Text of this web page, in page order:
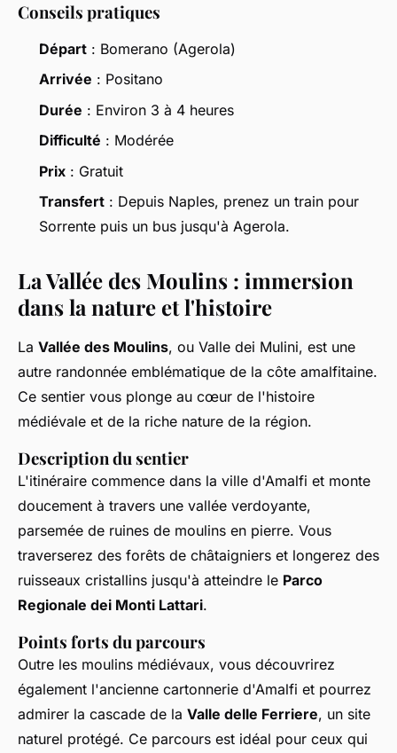
Conseils pratiques
Départ : Bomerano (Agerola)
Arrivée : Positano
Durée : Environ 3 à 4 heures
Difficulté : Modérée
Prix : Gratuit
Transfert : Depuis Naples, prenez un train pour
Sorrente puis un bus jusqu'à Agerola.
La Vallée des Moulins : immersion
dans la nature et l'histoire
La Vallée des Moulins, ou Valle dei Mulini, est une
autre randonnée emblématique de la côte amalfitaine.
Ce sentier vous plonge au cœur de l'histoire
médiévale et de la riche nature de la région.
Description du sentier
L'itinéraire commence dans la ville d'Amalfi et monte
doucement à travers une vallée verdoyante,
parsemée de ruines de moulins en pierre. Vous
traverserez des forêts de châtaigniers et longerez des
ruisseaux cristallins jusqu'à atteindre le Parco
Regionale dei Monti Lattari.
Points forts du parcours
Outre les moulins médiévaux, vous découvrirez
également l'ancienne cartonnerie d'Amalfi et pourrez
admirer la cascade de la Valle delle Ferriere, un site
naturel protégé. Ce parcours est idéal pour ceux qui